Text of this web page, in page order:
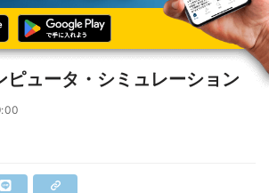
ピュータ・シミュレーション